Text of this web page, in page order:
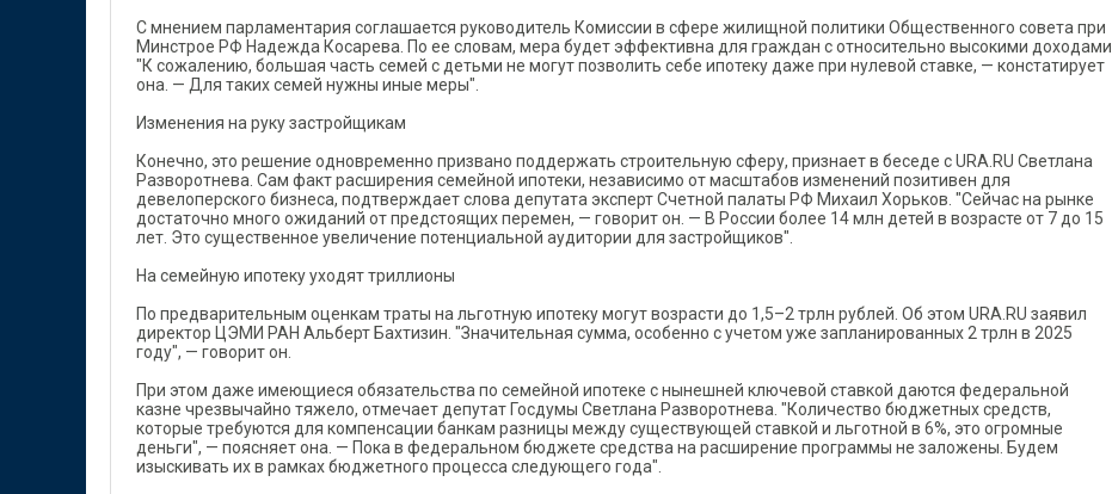
С мнением парламентария соглашается руководитель Комиссии в сфере жилищной политики Общественного совета при
Минстрое РФ Надежда Косарева. По ее словам, мера будет эффективна для граждан с относительно высокими доходами.
"К сожалению, большая часть семей с детьми не могут позволить себе ипотеку даже при нулевой ставке, — констатирует
она. — Для таких семей нужны иные меры".
Изменения на руку застройщикам
Конечно, это решение одновременно призвано поддержать строительную сферу, признает в беседе с URA.RU Светлана
Разворотнева. Сам факт расширения семейной ипотеки, независимо от масштабов изменений позитивен для
девелоперского бизнеса, подтверждает слова депутата эксперт Счетной палаты РФ Михаил Хорьков. "Сейчас на рынке
достаточно много ожиданий от предстоящих перемен, — говорит он. — В России более 14 млн детей в возрасте от 7 до 15
лет. Это существенное увеличение потенциальной аудитории для застройщиков".
На семейную ипотеку уходят триллионы
По предварительным оценкам траты на льготную ипотеку могут возрасти до 1,5–2 трлн рублей. Об этом URA.RU заявил
директор ЦЭМИ РАН Альберт Бахтизин. "Значительная сумма, особенно с учетом уже запланированных 2 трлн в 2025
году", — говорит он.
При этом даже имеющиеся обязательства по семейной ипотеке с нынешней ключевой ставкой даются федеральной
казне чрезвычайно тяжело, отмечает депутат Госдумы Светлана Разворотнева. "Количество бюджетных средств,
которые требуются для компенсации банкам разницы между существующей ставкой и льготной в 6%, это огромные
деньги", — поясняет она. — Пока в федеральном бюджете средства на расширение программы не заложены. Будем
изыскивать их в рамках бюджетного процесса следующего года".